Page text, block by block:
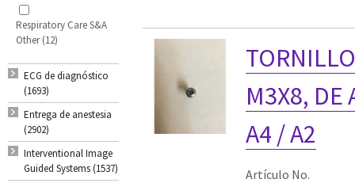
Respiratory Care S&A
Other (12)
ECG de diagnóstico
(1693)
Entrega de anestesia
(2902)
Interventional Image
Guided Systems (1537)
M3X8, DE
A4 / A2
Artículo No.